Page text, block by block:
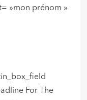
»mon prénom »
For The